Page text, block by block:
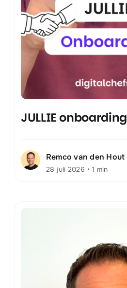
JULLIE onboarding
Remco van den Hout
28 juli 2026 • 1 min